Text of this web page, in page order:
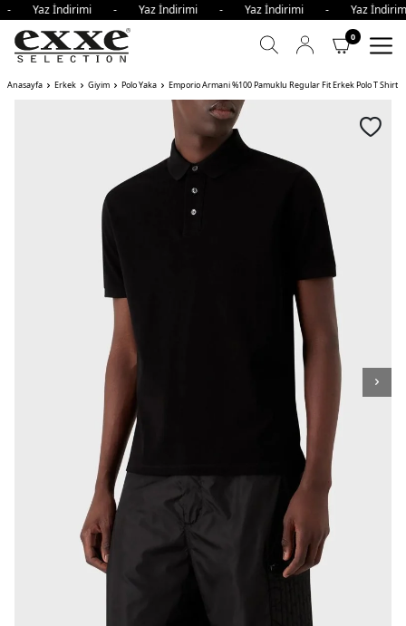
Yaz İndirimi - Yaz İndirimi - Yaz İndirimi - Yaz
0
Anasayfa Erkek Giyim Polo Yaka Emporio Armani %100 Pamuklu Regular Fit Erkek Polo T Shirt